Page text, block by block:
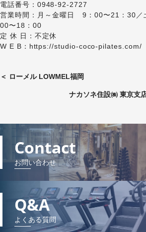
電話番号：0948-92-2727
営業時間：月～金曜日 9：00〜21：30／
00〜18：00
定 休 日：不定休
W E B： https://studio-coco-pilates.com/
＜ ローメル LOWMEL福岡
ナカソネ住設㈱ 東京支
Contact
お問い合わせ
Q&A
よくある質問